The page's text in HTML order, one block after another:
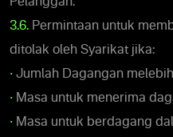
3.6. Permintaan untuk
ditolak oleh Syarikat jika:
• Jumlah Dagangan
• Masa untuk menerima
• Masa untuk berdagang